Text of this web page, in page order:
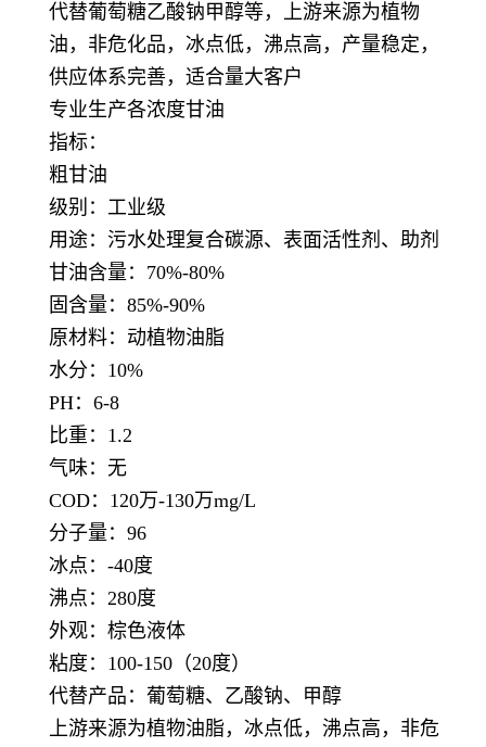
代替葡萄糖乙酸钠甲醇等，上游来源为植物
油，非危化品，冰点低，沸点高，产量稳定，
供应体系完善，适合量大客户
专业生产各浓度甘油
指标：
粗甘油
级别：工业级
用途：污水处理复合碳源、表面活性剂、助剂
甘油含量：70%-80%
固含量：85%-90%
原材料：动植物油脂
水分：10%
PH：6-8
比重：1.2
气味：无
COD：120万-130万mg/L
分子量：96
冰点：-40度
沸点：280度
外观：棕色液体
粘度：100-150（20度）
代替产品：葡萄糖、乙酸钠、甲醇
上游来源为植物油脂，冰点低，沸点高，非危